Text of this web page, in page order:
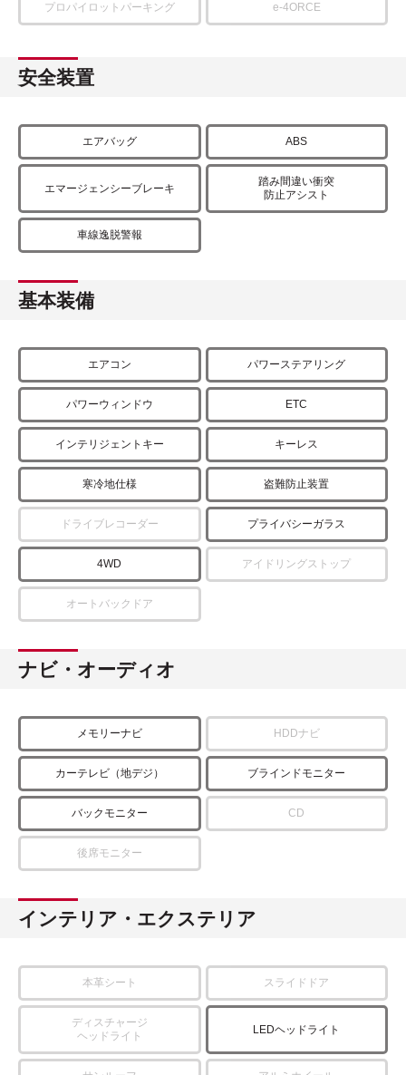
プロパイロットパーキング e-4ORCE
安全装置
エアバッグ ABS
エマージェンシーブレーキ
踏み間違い衝突
防止アシスト
車線逸脱警報
基本装備
エアコン パワーステアリング
パワーウィンドウ ETC
インテリジェントキー キーレス
寒冷地仕様 盗難防止装置
ドライブレコーダー プライバシーガラス
4WD アイドリングストップ
オートバックドア
ナビ・オーディオ
メモリーナビ HDDナビ
カーテレビ（地デジ） ブラインドモニター
バックモニター CD
後席モニター
インテリア・エクステリア
本革シート スライドドア
ディスチャージ
ヘッドライト
LEDヘッドライト